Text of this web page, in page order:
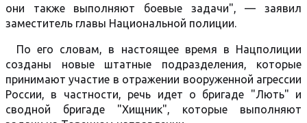
они также выполняют боевые задачи", — заявил
заместитель главы Национальной полиции.
По его словам, в настоящее время в Нацполиции
созданы новые штатные подразделения, которые
принимают участие в отражении вооруженной агрессии
России, в частности, речь идет о бригаде "Лють" и
сводной бригаде "Хищник", которые выполняют